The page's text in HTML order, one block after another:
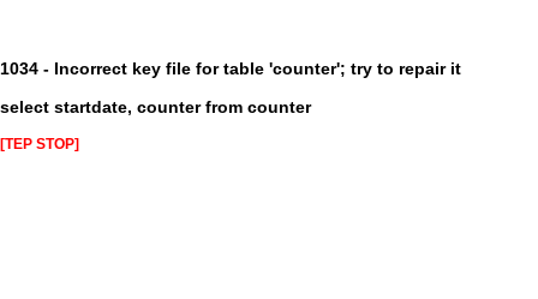
1034 - Incorrect key file for table 'counter'; try to repair it
select startdate, counter from counter
[TEP STOP]